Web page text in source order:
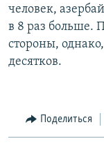
человек,
в 8 раз больше.
стороны,
десятков.
Поделиться